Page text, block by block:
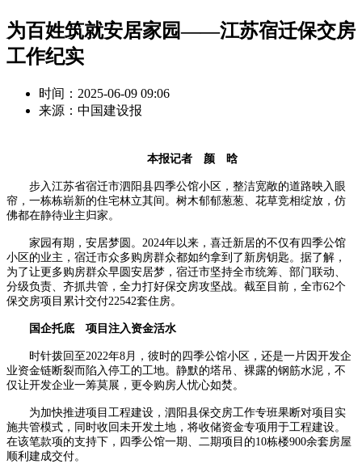
为百姓筑就安居家园——江苏宿迁保交房
工作纪实
时间：2025-06-09 09:06
来源：中国建设报
本报记者 颜 晗
步入江苏省宿迁市泗阳县四季公馆小区，整洁宽敞的道路映入眼
帘，一栋栋崭新的住宅林立其间。树木郁郁葱葱、花草竞相绽放，仿
佛都在静待业主归家。
家园有期，安居梦圆。2024年以来，喜迁新居的不仅有四季公馆
小区的业主，宿迁市众多购房群众都如约拿到了新房钥匙。据了解，
为了让更多购房群众早圆安居梦，宿迁市坚持全市统筹、部门联动、
分级负责、齐抓共管，全力打好保交房攻坚战。截至目前，全市62个
保交房项目累计交付22542套住房。
国企托底 项目注入资金活水
时针拨回至2022年8月，彼时的四季公馆小区，还是一片因开发企
业资金链断裂而陷入停工的工地。静默的塔吊、裸露的钢筋水泥，不
仅让开发企业一筹莫展，更令购房人忧心如焚。
为加快推进项目工程建设，泗阳县保交房工作专班果断对项目实
施共管模式，同时收回未开发土地，将收储资金专项用于工程建设。
在该笔款项的支持下，四季公馆一期、二期项目的10栋楼900余套房屋
顺利建成交付。